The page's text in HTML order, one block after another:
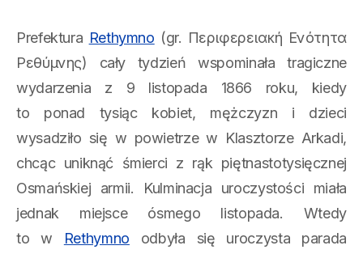
Prefektura Rethymno (gr. Περιφερειακή Ενότητα
Ρεθύμνης) cały tydzień wspominała tragiczne
wydarzenia z 9 listopada 1866 roku, kiedy
to ponad tysiąc kobiet, mężczyzn i dzieci
wysadziło się w powietrze w Klasztorze Arkadi,
chcąc uniknąć śmierci z rąk piętnastotysięcznej
Osmańskiej armii. Kulminacja uroczystości miała
jednak miejsce ósmego listopada. Wtedy
to w
Rethymno odbyła się uroczysta parada